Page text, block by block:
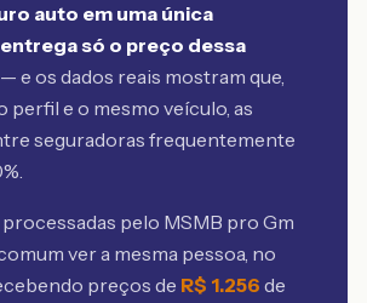
auto em uma única
só o preço dessa
— e os dados reais mostram que,
perfil e o mesmo veículo, as
seguradoras frequentemente
pelo MSMB pro Gm
ver a mesma pessoa, no
preços de R$ 1.256 de